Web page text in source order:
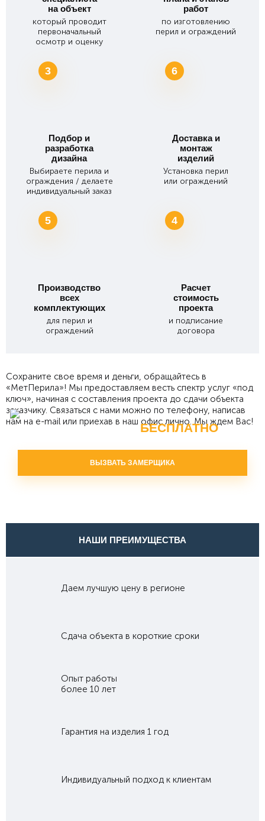
на объект
который проводит
первоначальный
осмотр и оценку
работ
по изготовлению
перил и ограждений
3
Подбор и
разработка
дизайна
Выбираете перила и
ограждения / делаете
индивидуальный заказ
6
Доставка и
монтаж
изделий
Установка перил
или ограждений
5
Производство
всех
комплектующих
для перил и
ограждений
4
Расчет
стоимость
проекта
и подписание
договора
Сохраните свое время и деньги, обращайтесь в
«МетПерила»! Мы предоставляем весть спектр услуг «под
ключ», начиная с составления проекта до сдачи объекта
заказчику. Связаться с нами можно по телефону, написав
нам на e-mail или приехав в наш офис лично. Мы ждем Вас!
Вызвать замерщика БЕСПЛАТНО
ВЫЗВАТЬ ЗАМЕРЩИКА
НАШИ ПРЕИМУЩЕСТВА
Даем лучшую цену в регионе
Сдача объекта в короткие сроки
Опыт работы
более 10 лет
Гарантия на изделия 1 год
Индивидуальный подход к клиентам